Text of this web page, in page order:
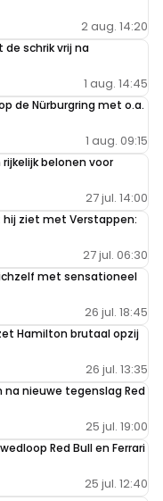
2 aug. 14:20
schrik vrij na
1 aug. 14:45
de Nürburgring met o.a.
1 aug. 09:15
belonen voor
27 jul. 14:00
ziet met Verstappen:
27 jul. 06:30
met sensationeel
26 jul. 18:45
Hamilton brutaal opzij
26 jul. 13:35
nieuwe tegenslag Red
25 jul. 19:00
Red Bull en Ferrari
25 jul. 12:40